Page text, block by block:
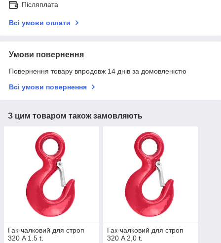
Післяплата
Всі умови оплати
Умови повернення
Повернення товару впродовж 14 днів за домовленістю
Всі умови повернення
З цим товаром також замовляють
Гак-чалковий для строп
320 A 1.5 t.
Гак-чалковий для строп
320 A 2,0 t.